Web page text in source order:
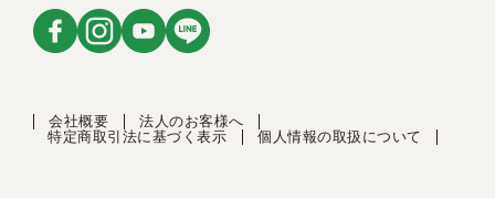
会社概要
法人のお客様へ
特定商取引法に基づく表示
個人情報の取扱について